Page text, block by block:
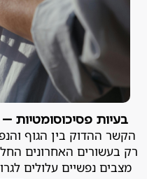
בעיות
הקשר ההדוק בין הגוף
רק בעשורים האחרונים
מצבים נפשיים עלולים